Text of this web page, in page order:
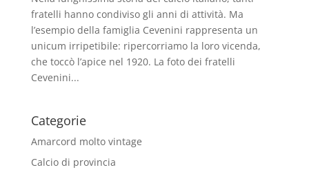
fratelli hanno condiviso gli anni di attività. Ma
l’esempio della famiglia Cevenini rappresenta un
unicum irripetibile: ripercorriamo la loro vicenda,
che toccò l’apice nel 1920. La foto dei fratelli
Cevenini...
Categorie
Amarcord molto vintage
Calcio di provincia